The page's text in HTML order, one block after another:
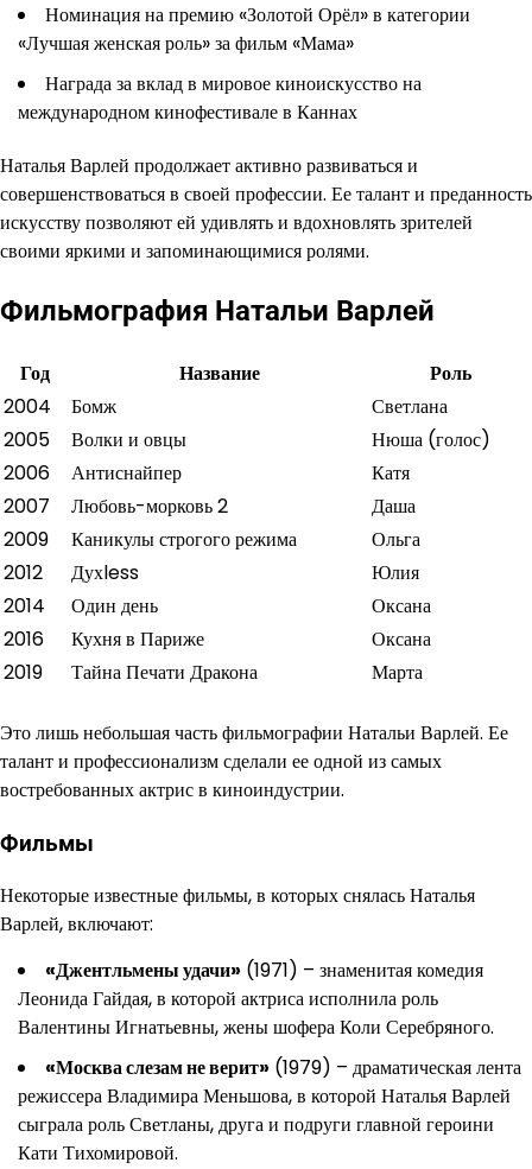
Номинация на премию «Золотой Орёл» в категории
«Лучшая женская роль» за фильм «Мама»
Награда за вклад в мировое киноискусство на
международном кинофестивале в Каннах
Наталья Варлей продолжает активно развиваться и
совершенствоваться в своей профессии. Ее талант и преданность
искусству позволяют ей удивлять и вдохновлять зрителей
своими яркими и запоминающимися ролями.
Фильмография Натальи Варлей
Год Название
Роль
2004
Бомж
Светлана
2005
Волки и овцы
Нюша (голос)
2006
Антиснайпер
Катя
2007
Любовь-морковь 2
Даша
2009
Каникулы строгого режима
Ольга
2012
Духless
Юлия
2014
Один день
Оксана
2016
Кухня в Париже
Оксана
2019
Тайна Печати Дракона Марта
Это лишь небольшая часть фильмографии Натальи Варлей. Ее
талант и профессионализм сделали ее одной из самых
востребованных актрис в киноиндустрии.
Фильмы
Некоторые известные фильмы, в которых снялась Наталья
Варлей, включают:
«Джентльмены удачи» (1971) – знаменитая комедия
Леонида Гайдая, в которой актриса исполнила роль
Валентины Игнатьевны, жены шофера Коли Серебряного.
«Москва слезам не верит» (1979) – драматическая лента
режиссера Владимира Меньшова, в которой Наталья Варлей
сыграла роль Светланы, друга и подруги главной героини
Кати Тихомировой.